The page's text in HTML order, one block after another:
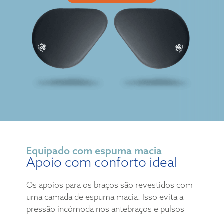
Equipado com espuma macia
Apoio com conforto ideal
Os apoios para os braços são revestidos com
uma camada de espuma macia. Isso evita a
pressão incómoda nos antebraços e pulsos